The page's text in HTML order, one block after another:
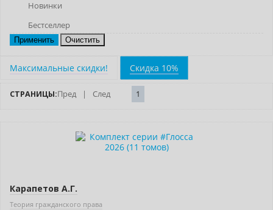
Новинки
Бестселлер
Очистить
Максимальные скидки! Скидка 10%
СТРАНИЦЫ:Пред | След 1
–10% (скидка 4157 ₽)
Карапетов А.Г.
Теория гражданского права